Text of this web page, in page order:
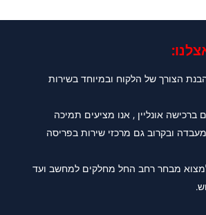
הצורך של הלקוח ובמיוחד בשירות
אונליין , אנו מציעים תמיכה
ובקרוב גם מרכזי שירות בפריסה
מבחר רחב החל מחלקים למחשב ועד